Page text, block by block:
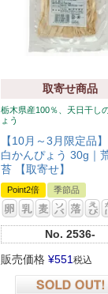
取寄せ商品
栃木県産100％、天日干し
ょう
【10月～3月限定品
白かんぴょう 30g｜
苔 【取寄せ】
Point2倍 季節品
No. 2536-
販売価格 ¥551 税込